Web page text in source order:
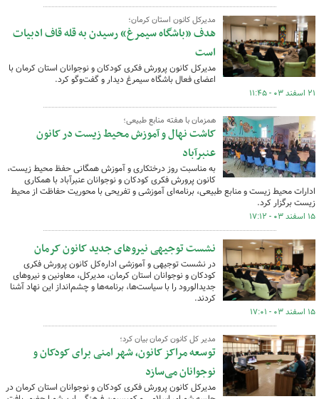
مدیرکل کانون استان کرمان؛
هدف «باشگاه سیمرغ» رسیدن به قله قاف ادبیات
است
مدیرکل کانون پرورش فکری کودکان و نوجوانان استان کرمان با
اعضای فعال باشگاه سیمرغ دیدار و گفت‌وگو کرد.
۲۱ اسفند ۰۳ - ۱۱:۴۵
همزمان با هفته منابع طبیعی؛
کاشت نهال و آموزش محیط زیست در کانون
عنبرآباد
به مناسبت روز درختکاری و آموزش همگانی حفظ محیط زیست،
کانون پرورش فکری کودکان و نوجوانان عنبرآباد با همکاری
ادارات محیط زیست و منابع طبیعی، برنامه‌ای آموزشی و تفریحی با محوریت حفاظت از محیط
زیست برگزار کرد.
۱۵ اسفند ۰۳ - ۱۷:۱۲
نشست توجیهی نیروهای جدید کانون کرمان
در نشست توجیهی و آموزشی اداره‌کل کانون پرورش فکری
کودکان و نوجوانان استان کرمان، مدیرکل، معاونین و نیروهای
جدیدالورود را با سیاست‌ها، برنامه‌ها و چشم‌انداز این نهاد آشنا
کردند.
۱۵ اسفند ۰۳ - ۱۷:۰۱
مدیر کل کانون کرمان بیان کرد؛
توسعه مراکز کانون، شهر امنی برای کودکان و
نوجوانان می‌سازد
مدیرکل کانون پرورش فکری کودکان و نوجوانان استان کرمان در